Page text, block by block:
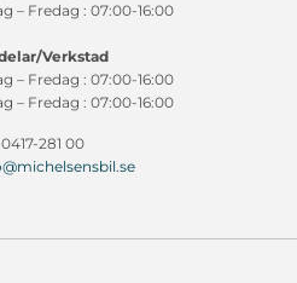
– Fredag : 07:00-16:00
Verkstad
– Fredag : 07:00-16:00
– Fredag : 07:00-16:00
281 00